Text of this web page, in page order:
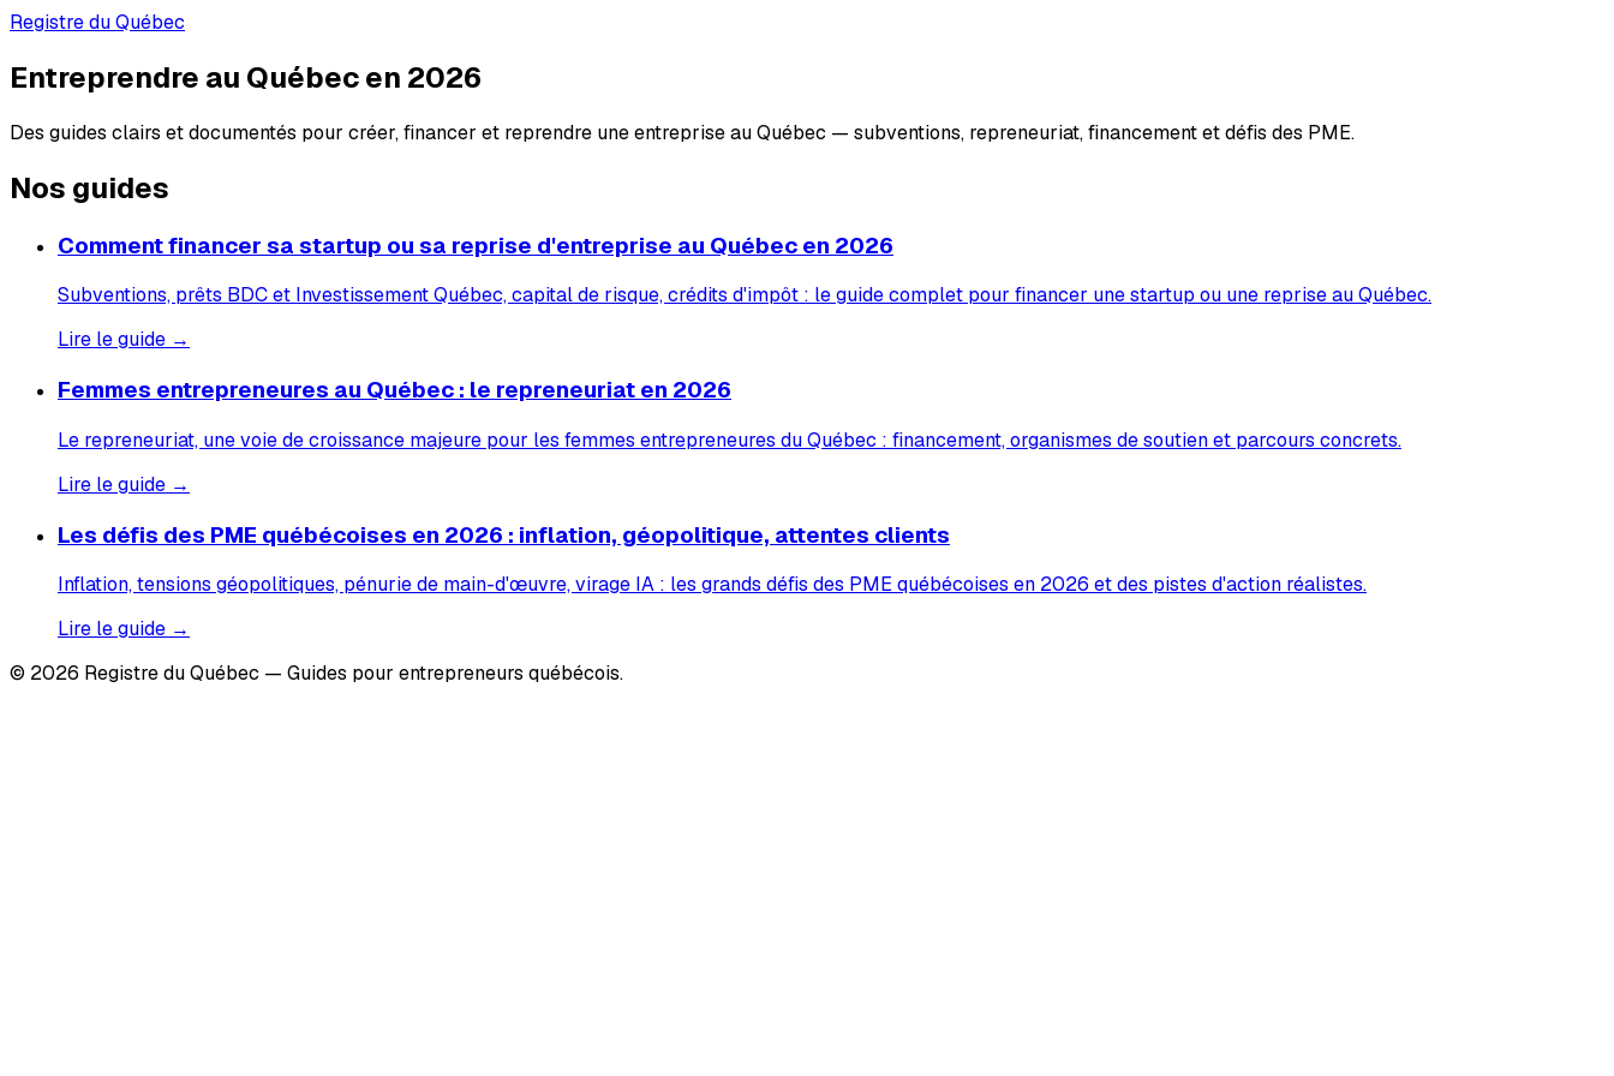
Registre du Québec
Entreprendre au Québec en 2026
Des guides clairs et documentés pour créer, financer et reprendre une entreprise au Québec — subventions, repreneuriat, financement et défis des PME.
Nos guides
Comment financer sa startup ou sa reprise d'entreprise au Québec en 2026
Subventions, prêts BDC et Investissement Québec, capital de risque, crédits d'impôt : le guide complet pour financer une startup ou une reprise au Québec.
Lire le guide →
Femmes entrepreneures au Québec : le repreneuriat en 2026
Le repreneuriat, une voie de croissance majeure pour les femmes entrepreneures du Québec : financement, organismes de soutien et parcours concrets.
Lire le guide →
Les défis des PME québécoises en 2026 : inflation, géopolitique, attentes clients
Inflation, tensions géopolitiques, pénurie de main-d'œuvre, virage IA : les grands défis des PME québécoises en 2026 et des pistes d'action réalistes.
Lire le guide →
© 2026 Registre du Québec — Guides pour entrepreneurs québécois.